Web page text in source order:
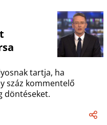
tartja, ha
száz kommentelő
döntéseket.